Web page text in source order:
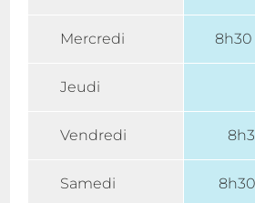
Mercredi 8h30
Jeudi
Vendredi
Samedi